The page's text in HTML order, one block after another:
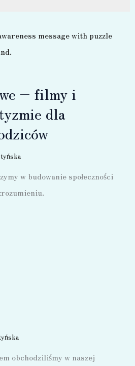
– filmy i
dla
w budowanie społeczności
obchodziliśmy w naszej